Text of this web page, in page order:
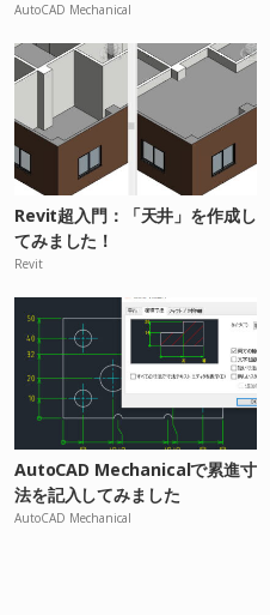
AutoCAD Mechanical
Revit超入門：「天井」を作成し
てみました！
Revit
AutoCAD Mechanicalで累進寸
法を記入してみました
AutoCAD Mechanical